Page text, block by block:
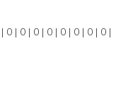
0 | 0 | 0 | 0 | 0 | 0 | 0 | 0 |